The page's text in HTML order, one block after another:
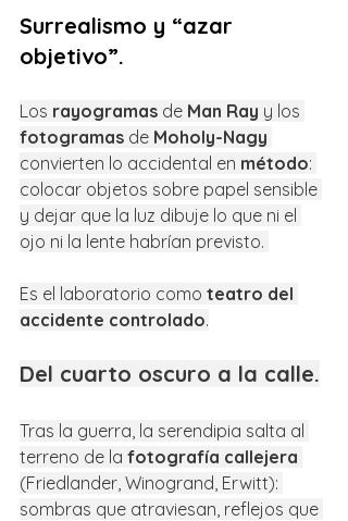
Surrealismo y “azar
objetivo”.
Los rayogramas de Man Ray y los
fotogramas de Moholy-Nagy
convierten lo accidental en método:
colocar objetos sobre papel sensible
y dejar que la luz dibuje lo que ni el
ojo ni la lente habrían previsto.
Es el laboratorio como teatro del
accidente controlado.
Del cuarto oscuro a la calle.
Tras la guerra, la serendipia salta al
terreno de la fotografía callejera
(Friedlander, Winogrand, Erwitt):
sombras que atraviesan, reflejos que